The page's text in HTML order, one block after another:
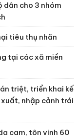
dân cho 3 nhóm
tiêu thụ nhãn
tại các xã miền
triệt, triển khai kế
nhập cảnh trái
cam, tôn vinh 60